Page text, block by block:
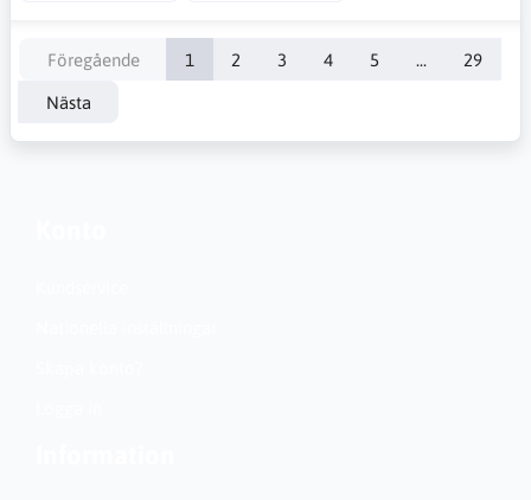
Föregående 1 2 3 4 5 ... 29
Nästa